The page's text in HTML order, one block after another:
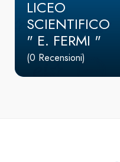
LICEO
SCIENTIFICO
" E. FERMI "
(0 Recensioni)